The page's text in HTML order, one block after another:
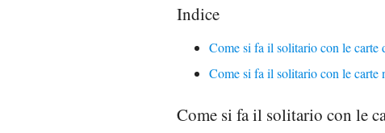
Indice
Come si fa il solitario con le carte
Come si fa il solitario con le carte
Come si fa il solitario con le